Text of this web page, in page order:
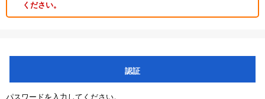
ください。
認証
パスワードを入力してください。